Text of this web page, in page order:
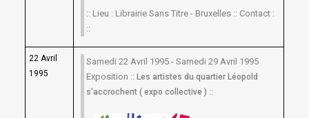
:: Lieu : Librairie Sans Titre - Bruxelles :: Contact :
::
22 Avril
1995
Samedi 22 Avril 1995 - Samedi 29 Avril 1995
Exposition :: Les artistes du quartier Léopold
s'accrochent ( expo collective ) ::